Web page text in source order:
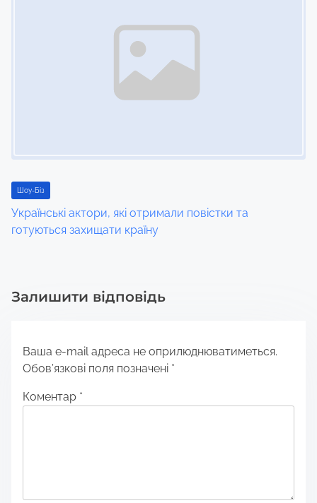
Шоу-Біз
Українські актори, які отримали повістки та
готуються захищати країну
Залишити відповідь
Ваша e-mail адреса не оприлюднюватиметься.
Обов’язкові поля позначені *
Коментар *